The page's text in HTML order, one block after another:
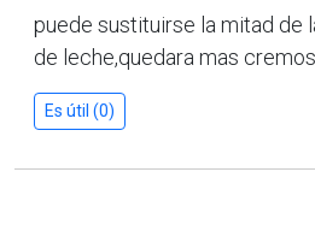
puede sustituirse la mitad de
de leche,quedara mas
Es útil (0)